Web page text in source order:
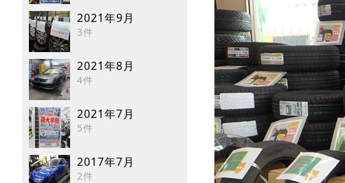
2021年9月
3件
2021年8月
4件
2021年7月
5件
2017年7月
2件